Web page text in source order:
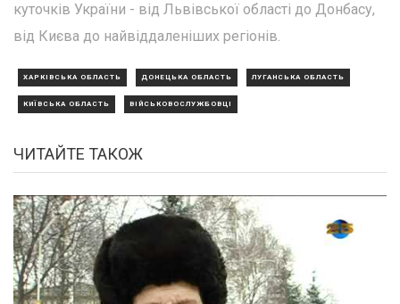
куточків України - від Львівської області до Донбасу,
від Києва до найвіддаленіших регіонів.
ХАРКІВСЬКА ОБЛАСТЬ ДОНЕЦЬКА ОБЛАСТЬ ЛУГАНСЬКА ОБЛАСТЬ
КИЇВСЬКА ОБЛАСТЬ ВІЙСЬКОВОСЛУЖБОВЦІ
ЧИТАЙТЕ ТАКОЖ